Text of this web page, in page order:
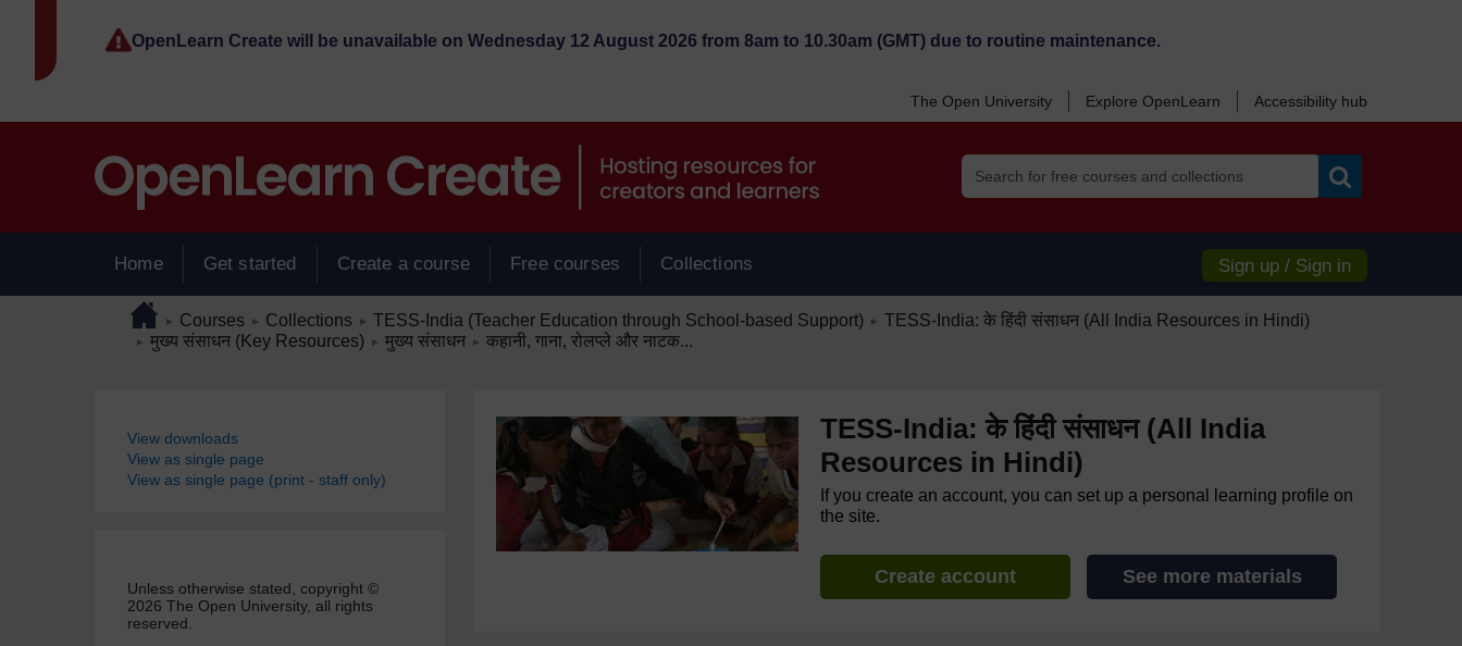
OpenLearn Create will be unavailable on Wednesday 12 August 2026 from 8am to 10.30am (GMT) due to routine maintenance.
The Open University Explore OpenLearn Accessibility hub
Home Get started Create a course Free courses Collections Sign up / Sign in
Page pathHome
► Courses ► Collections ► TESS-India (Teacher Education through School-based Support) ► TESS-India: के हिंदी संसाधन (All India Resources in Hindi)
► मुख्य संसाधन (Key Resources) ► मुख्य संसाधन ► कहानी, गाना, रोलप्ले और नाटक...
View downloads
View as single page
View as single page (print - staff only)
Unless otherwise stated, copyright ©
2026 The Open University, all rights
reserved.
TESS-India: के हिंदी संसाधन (All India
Resources in Hindi)
If you create an account, you can set up a personal learning profile on
the site.
Create account See more materials